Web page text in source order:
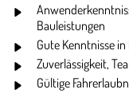
Bauleistungen
Gute Kenntnisse
Zuverlässigkeit,
Gültige